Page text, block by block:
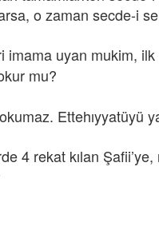
o zaman secde-i
imama uyan mukim,
mu?
Ettehıyyatüyü
4 rekat kılan